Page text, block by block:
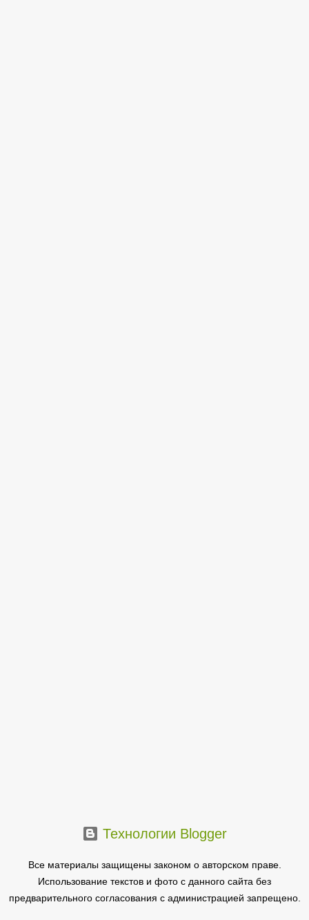
Технологии Blogger
Все материалы защищены законом о авторском праве.
Использование текстов и фото с данного сайта без
предварительного согласования с администрацией запрещено.